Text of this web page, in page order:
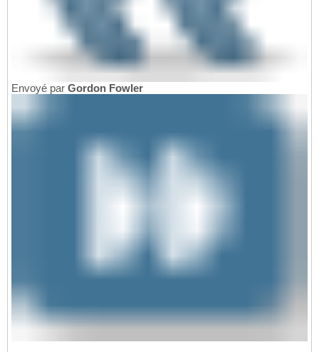
Envoyé par Gordon Fowler